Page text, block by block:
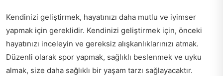
Kendinizi geliştirmek, hayatınızı daha mutlu ve iyimser
yapmak için gereklidir. Kendinizi geliştirmek için, önceki
hayatınızı inceleyin ve gereksiz alışkanlıklarınızı atmak.
Düzenli olarak spor yapmak, sağlıklı beslenmek ve uyku
almak, size daha sağlıklı bir yaşam tarzı sağlayacaktır.